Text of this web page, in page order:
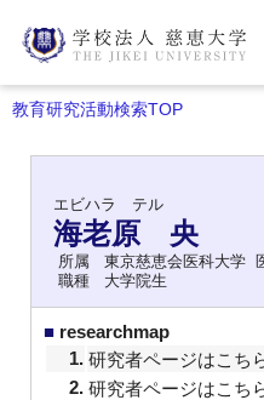
教育研究活動検索TOP
エビハラ テル
海老原 央
所属
東京慈恵会医科大学
職種
大学院生
■ researchmap
1. 研究者ページはこち
2. 研究者ページはこち